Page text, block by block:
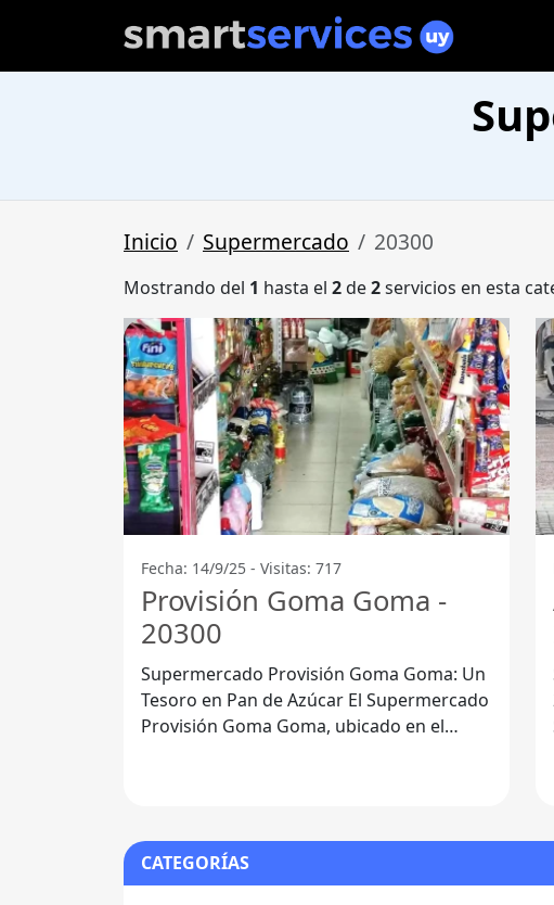
Inicio Supermercado 20300
Mostrando del 1 hasta el 2de2servicios en esta
Fecha: 14/9/25 - Visitas: 717
Provisión Goma Goma -
20300
Supermercado Provisión Goma Goma: Un
Tesoro en Pan de Azúcar El Supermercado
Provisión Goma Goma, ubicado en el
CATEGORÍAS